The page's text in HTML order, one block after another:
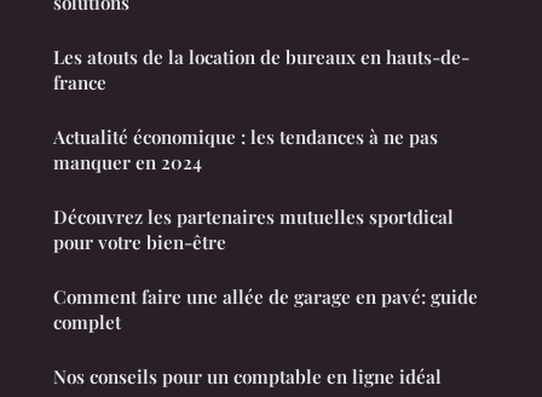
Les atouts de la location de bureaux en hauts-de-
france
Actualité économique : les tendances à ne pas
manquer en 2024
Découvrez les partenaires mutuelles sportdical
pour votre bien-être
Comment faire une allée de garage en pavé: guide
complet
Nos conseils pour un comptable en ligne idéal